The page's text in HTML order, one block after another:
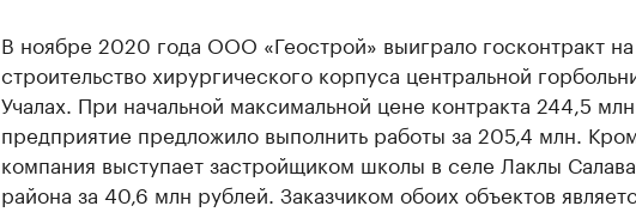
В ноябре 2020 года ООО «Геострой» выиграло госконтракт на
строительство хирургического корпуса центральной
Учалах. При начальной максимальной цене контракта 244,5
предприятие предложило выполнить работы за 205,4 млн.
компания выступает застройщиком школы в селе Лаклы
района за 40,6 млн рублей. Заказчиком обоих объектов